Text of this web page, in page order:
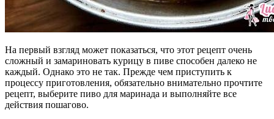
На первый взгляд может показаться, что этот рецепт очень
сложный и замариновать курицу в пиве способен далеко не
каждый. Однако это не так. Прежде чем приступить к
процессу приготовления, обязательно внимательно прочтите
рецепт, выберите пиво для маринада и выполняйте все
действия пошагово.